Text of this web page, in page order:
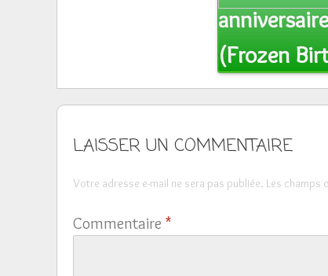
(Frozen
LAISSER UN COMMENTAIRE
Votre adresse e-mail ne sera pas publiée. Les champs
Commentaire *